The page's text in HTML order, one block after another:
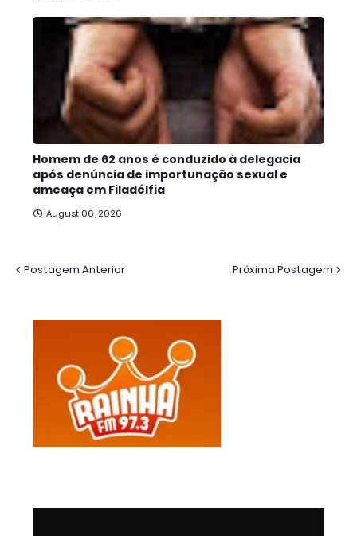
Homem de 62 anos é conduzido à delegacia
após denúncia de importunação sexual e
ameaça em Filadélfia
August 06, 2026
Postagem Anterior Próxima Postagem